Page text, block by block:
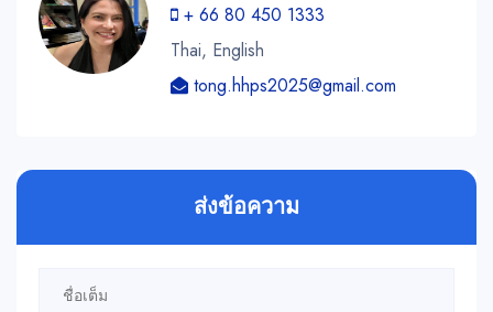
+ 66 80 450 1333
Thai, English
tong.hhps2025@gmail.com
ส่งข้อความ